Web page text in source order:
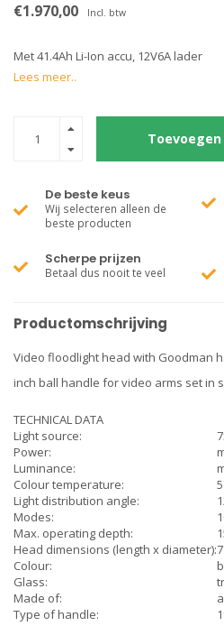
€1.970,00 Incl. btw
Met 41.4Ah Li-Ion accu, 12V6A lader
Lees meer..
De beste keus
Wij selecteren alleen de
beste producten
Scherpe prijzen
Betaal dus nooit te veel
Productomschrijving
Video floodlight head with Goodman
inch ball handle for video arms set in
TECHNICAL DATA
Light source:
Power:
Luminance:
Colour temperature:
Light distribution angle:
Modes:
Max. operating depth:
Head dimensions (length x diameter):
Colour:
Glass:
Made of:
Type of handle: